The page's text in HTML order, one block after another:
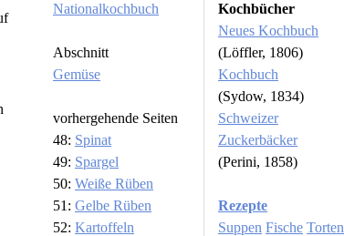
Nationalkochbuch
Abschnitt
Gemüse
vorhergehende Seiten
48: Spinat
49: Spargel
50: Weiße Rüben
51: Gelbe Rüben
52: Kartoffeln
Kochbücher
Neues Kochbuch
(Löffler, 1806)
Kochbuch
(Sydow, 1834)
Schweizer
Zuckerbäcker
(Perini, 1858)
Rezepte
Suppen Fische Torten